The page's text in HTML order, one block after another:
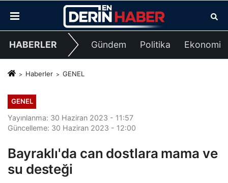
HABERLER Gündem Politika Ekonomi
Haberler GENEL
GENEL
Yayınlanma: 30 Haziran 2023 - 11:57
Güncelleme: 30 Haziran 2023 - 12:00
Bayraklı'da can dostlara mama ve
su desteği